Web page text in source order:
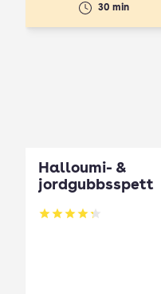
30 min
Halloumi- &
jordgubbsspett
Betyg: 4.3 av 5